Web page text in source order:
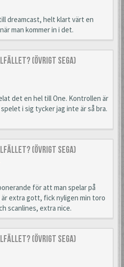
dreamcast, helt klart värt en
man kommer in i det.
(Övrigt Sega)
det en hel till One. Kontrollen är
i sig tycker jag inte är så bra.
(Övrigt Sega)
för att man spelar på
extra gott, fick nyligen min toro
scanlines, extra nice.
(Övrigt Sega)